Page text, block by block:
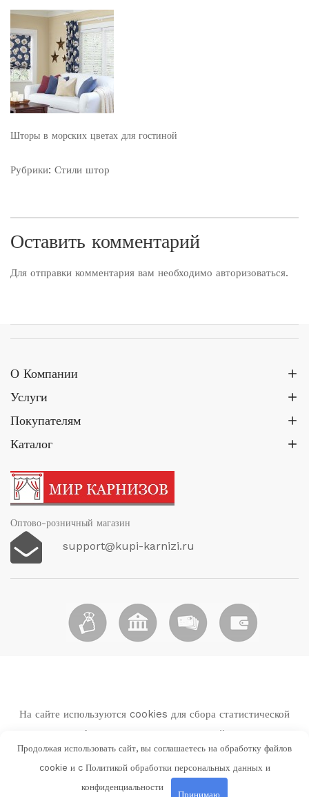
Шторы в морских цветах для гостиной
Рубрики: Стили штор
Оставить комментарий
Для отправки комментария вам необходимо авторизоваться.
О Компании
Услуги
Покупателям
Каталог
Оптово-розничный магазин
support@kupi-karnizi.ru
Продолжая использовать сайт, вы соглашаетесь на обработку файлов
cookie и c Политикой обработки персональных данных и
конфиденциальности
Принимаю
На сайте используются cookies для сбора статистической
информации о пользователях сайта.
Используя данный веб-сайт вы выражаете свое согласие с
Политикой обработки персональных данных и
конфиденциальности